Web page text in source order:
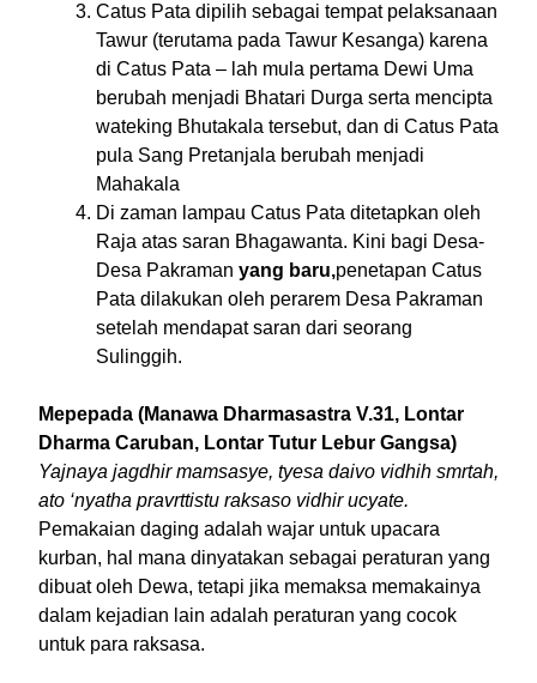
Catus Pata dipilih sebagai tempat pelaksanaan
Tawur (terutama pada Tawur Kesanga) karena
di Catus Pata – lah mula pertama Dewi Uma
berubah menjadi Bhatari Durga serta mencipta
wateking Bhutakala tersebut, dan di Catus Pata
pula Sang Pretanjala berubah menjadi
Mahakala
Di zaman lampau Catus Pata ditetapkan oleh
Raja atas saran Bhagawanta. Kini bagi Desa-
Desa Pakraman yang baru,penetapan Catus
Pata dilakukan oleh perarem Desa Pakraman
setelah mendapat saran dari seorang
Sulinggih.
Mepepada (Manawa Dharmasastra V.31, Lontar
Dharma Caruban, Lontar Tutur Lebur Gangsa)
Yajnaya jagdhir mamsasye, tyesa daivo vidhih smrtah,
ato ‘nyatha pravrttistu raksaso vidhir ucyate.
Pemakaian daging adalah wajar untuk upacara
kurban, hal mana dinyatakan sebagai peraturan yang
dibuat oleh Dewa, tetapi jika memaksa memakainya
dalam kejadian lain adalah peraturan yang cocok
untuk para raksasa.